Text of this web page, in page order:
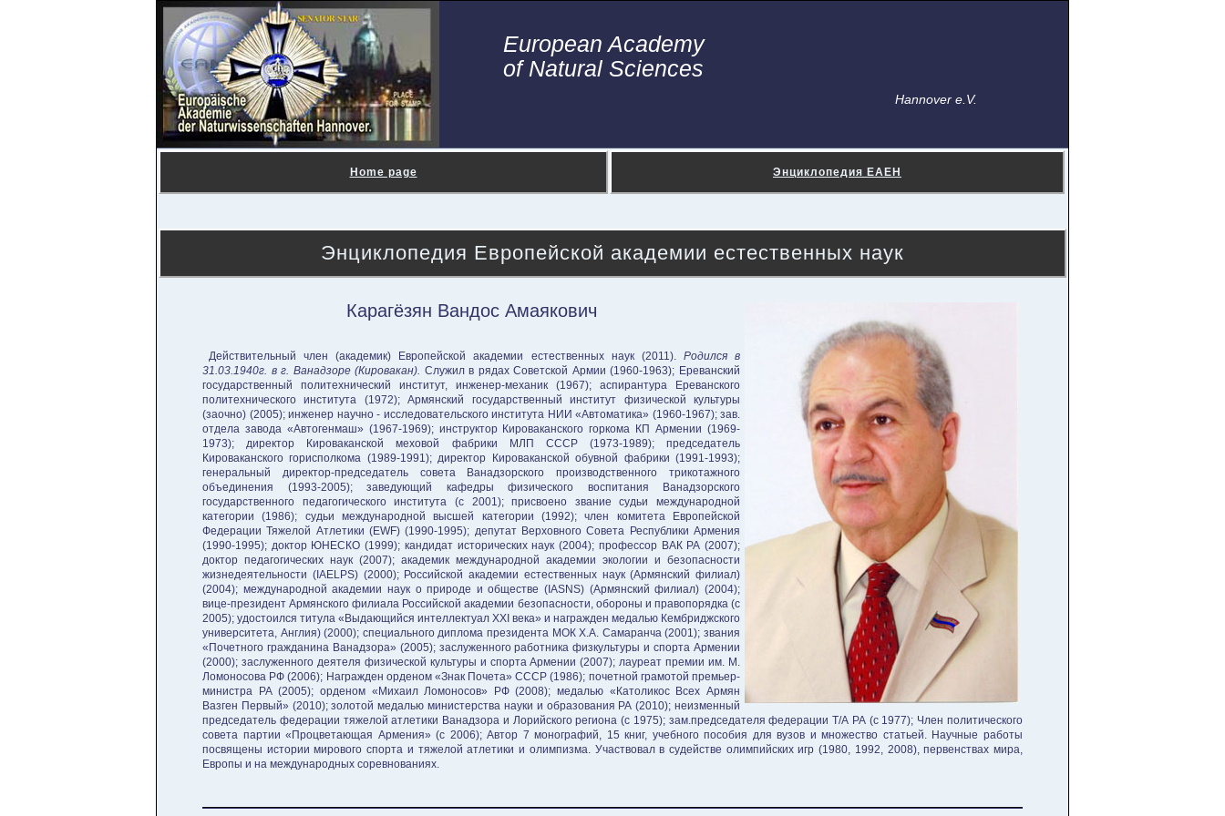
European Academy
of Natural Sciences
Hannover e.V.
Home page Энциклопедия ЕАЕН
Энциклопедия Европейской академии естественных наук
Карагёзян Вандос Амаякович
Действительный член (академик) Европейской академии естественных наук (2011). Родился в
31.03.1940г. в г. Ванадзоре (Кировакан). Служил в рядах Советской Армии (1960-1963); Ереванский
государственный политехнический институт, инженер-механик (1967); аспирантура Ереванского
политехнического института (1972); Армянский государственный институт физической культуры
(заочно) (2005); инженер научно - исследовательского института НИИ «Автоматика» (1960-1967); зав.
отдела завода «Автогенмаш» (1967-1969); инструктор Кироваканского горкома КП Армении (1969-
1973); директор Кироваканской меховой фабрики МЛП СССР (1973-1989); председатель
Кироваканского горисполкома (1989-1991); директор Кироваканской обувной фабрики (1991-1993);
генеральный директор-председатель совета Ванадзорского производственного трикотажного
объединения (1993-2005); заведующий кафедры физического воспитания Ванадзорского
государственного педагогического института (с 2001); присвоено звание судьи международной
категории (1986); судьи международной высшей категории (1992); член комитета Европейской
Федерации Тяжелой Атлетики (EWF) (1990-1995); депутат Верховного Совета Республики Армения
(1990-1995); доктор ЮНЕСКО (1999); кандидат исторических наук (2004); профессор ВАК РА (2007);
доктор педагогических наук (2007); академик международной академии экологии и безопасности
жизнедеятельности (IAELPS) (2000); Российской академии естественных наук (Армянский филиал)
(2004); международной академии наук о природе и обществе (IASNS) (Армянский филиал) (2004);
вице-президент Армянского филиала Российской академии безопасности, обороны и правопорядка (с
2005); удостоился титула «Выдающийся интеллектуал XXI века» и награжден медалью Кембриджского
университета, Англия) (2000); специального диплома президента МОК Х.А. Самаранча (2001); звания
«Почетного гражданина Ванадзора» (2005); заслуженного работника физкультуры и спорта Армении
(2000); заслуженного деятеля физической культуры и спорта Армении (2007); лауреат премии им. М.
Ломоносова РФ (2006); Награжден орденом «Знак Почета» СССР (1986); почетной грамотой премьер-
министра РА (2005); орденом «Михаил Ломоносов» РФ (2008); медалью «Католикос Всех Армян
Вазген Первый» (2010); золотой медалью министерства науки и образования РА (2010); неизменный
председатель федерации тяжелой атлетики Ванадзора и Лорийского региона (с 1975); зам.председателя федерации Т/А РА (с 1977); Член политического
совета партии «Процветающая Армения» (с 2006); Автор 7 монографий, 15 книг, учебного пособия для вузов и множество статьей. Научные работы
посвящены истории мирового спорта и тяжелой атлетики и олимпизма. Участвовал в судействе олимпийских игр (1980, 1992, 2008), первенствах мира,
Европы и на международных соревнованиях.